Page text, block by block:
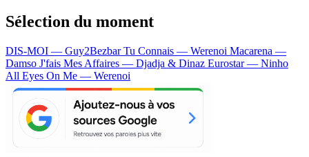
Sélection du moment
DIS-MOI — Guy2BezbarTu Connais — Werenoi Macarena —
Damso J'fais Mes Affaires — Djadja & Dinaz Eurostar — Ninho
All Eyes On Me — Werenoi